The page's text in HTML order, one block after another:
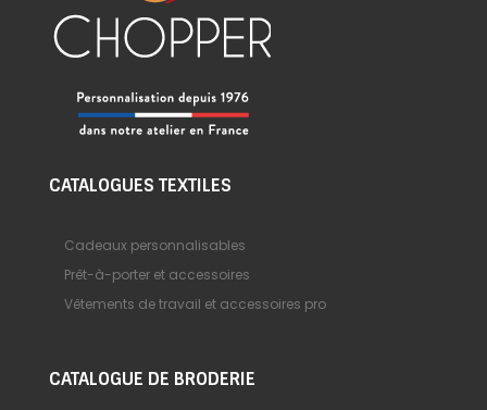
CATALOGUES TEXTILES
Cadeaux personnalisables
Prêt-à-porter et accessoires
Vêtements de travail et accessoires pro
CATALOGUE DE BRODERIE